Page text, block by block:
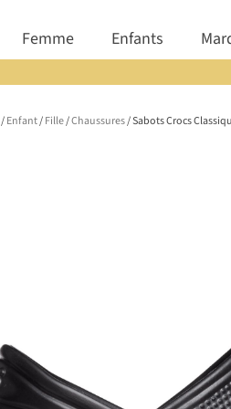
Ouvrir Homme
Femme Ouvrir Femme
Enfants Ouvrir
/Enfant/Fille/Chaussures/ Sabots Crocs